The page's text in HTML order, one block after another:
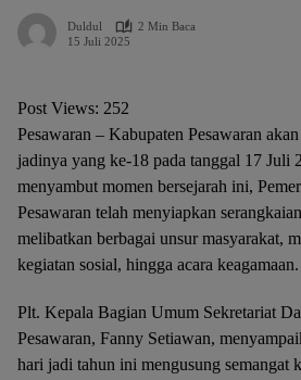
Duldul
2 Min Baca
15 Juli 2025
Post Views: 252
Pesawaran – Kabupaten Pesawaran
jadinya yang ke-18 pada tanggal 17 Juli
menyambut momen bersejarah ini,
Pesawaran telah menyiapkan
melibatkan berbagai unsur masyarakat,
kegiatan sosial, hingga acara keagamaan.
Plt. Kepala Bagian Umum Sekretariat
Pesawaran, Fanny Setiawan,
hari jadi tahun ini mengusung semangat